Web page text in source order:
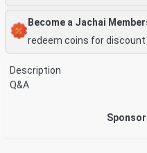
Become a Jachai
redeem coins for
Description
Q&A